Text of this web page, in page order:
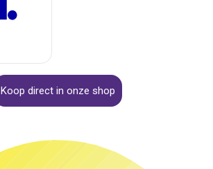
Koop direct in onze shop